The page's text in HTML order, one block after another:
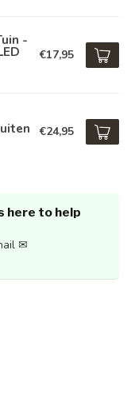
-
€17,95
€24,95
here to help
✉